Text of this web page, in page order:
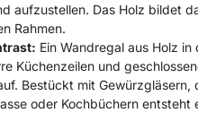
aufzustellen. Das Holz bildet
Rahmen.
Ein Wandregal aus Holz in
Küchenzeilen und
Bestückt mit Gewürzgläsern,
oder Kochbüchern entsteht